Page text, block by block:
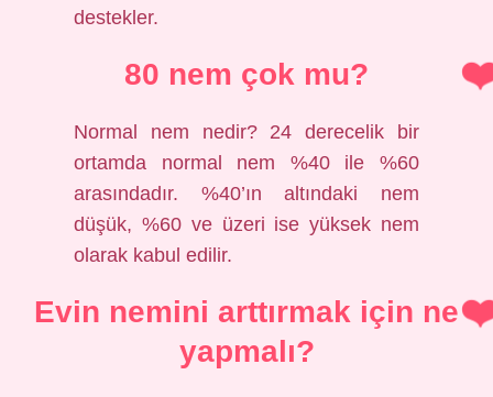
destekler.
80 nem çok mu?
Normal nem nedir? 24 derecelik bir
ortamda normal nem %40 ile %60
arasındadır. %40’ın altındaki nem
düşük, %60 ve üzeri ise yüksek nem
olarak kabul edilir.
Evin nemini arttırmak için ne
yapmalı?